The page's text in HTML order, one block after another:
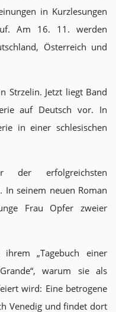
in Kurzlesungen
Am 16. 11. werden
Österreich und
Strzelin. Jetzt liegt Band
auf Deutsch vor. In
in einer schlesischen
der erfolgreichsten
In seinem neuen Roman
Frau Opfer zweier
„Tagebuch einer
warum sie als
wird: Eine betrogene
Venedig und findet dort